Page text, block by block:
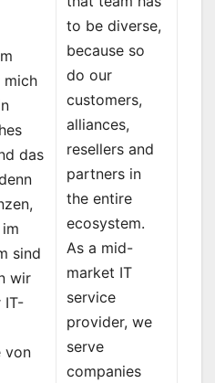
mich
das
sind
wir
IT-
von
to be diverse,
because so
do our
customers,
alliances,
resellers and
partners in
the entire
ecosystem.
As a mid-
market IT
service
provider, we
serve
companies